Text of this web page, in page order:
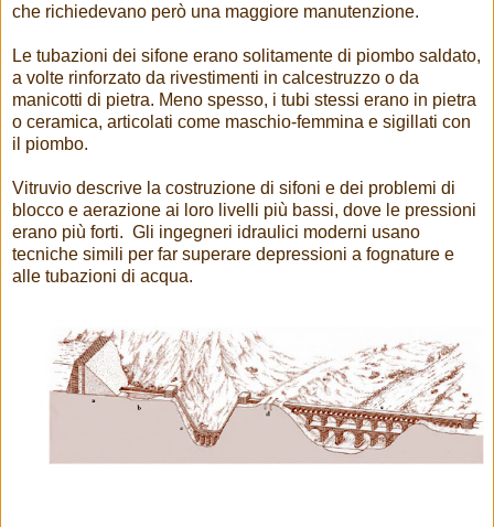
che richiedevano però una maggiore manutenzione.
Le tubazioni dei sifone erano solitamente di piombo saldato,
a volte rinforzato da rivestimenti in calcestruzzo o da
manicotti di pietra. Meno spesso, i tubi stessi erano in pietra
o ceramica, articolati come maschio-femmina e sigillati con
il piombo.
Vitruvio descrive la costruzione di sifoni e dei problemi di
blocco e aerazione ai loro livelli più bassi, dove le pressioni
erano più forti. Gli ingegneri idraulici moderni usano
tecniche simili per far superare depressioni a fognature e
alle tubazioni di acqua.